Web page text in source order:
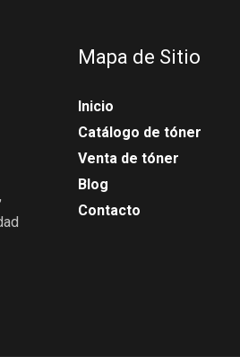
Mapa de Sitio
Inicio
Catálogo de tóner
Venta de tóner
Blog
Contacto